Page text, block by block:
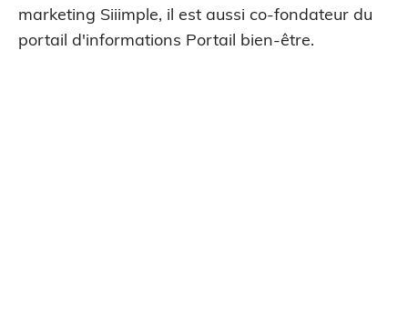
marketing Siiimple, il est aussi co-fondateur du
portail d'informations Portail bien-être.